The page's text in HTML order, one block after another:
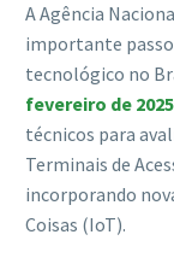
A Agência
importante
tecnológico no
fevereiro de
técnicos para
Terminais de
incorporando
Coisas (IoT).